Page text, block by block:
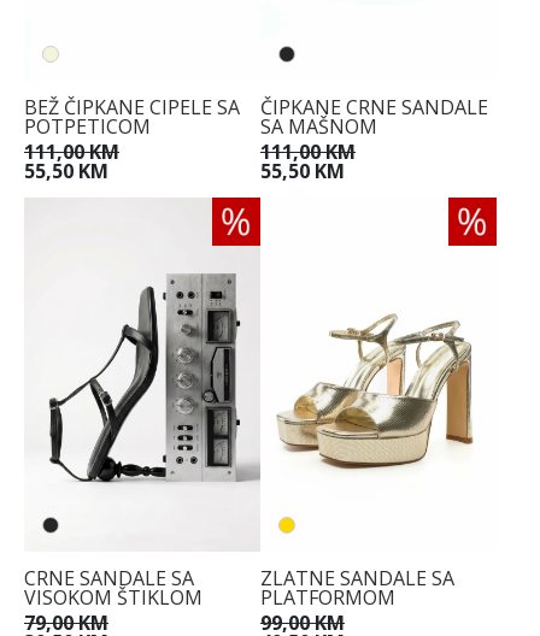
BEŽ ČIPKANE CIPELE SA
POTPETICOM
111,00 KM
55,50 KM
ČIPKANE CRNE SANDALE
SA MAŠNOM
111,00 KM
55,50 KM
CRNE SANDALE SA
VISOKOM ŠTIKLOM
79,00 KM
ZLATNE SANDALE SA
PLATFORMOM
99,00 KM